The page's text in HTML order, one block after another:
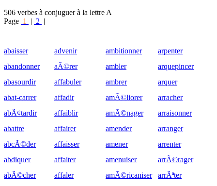
506 verbes à conjuguer à la lettre A
Page 1 | 2 |
abaisser
abandonner
abasourdir
abat-carrer
abÃ¢tardir
abattre
abcÃ©der
abdiquer
abÃ©cher
advenir
aÃ©rer
affabuler
affadir
affaiblir
affairer
affaisser
affaiter
affaler
ambitionner
ambler
ambrer
amÃ©liorer
amÃ©nager
amender
amener
amenuiser
amÃ©ricaniser
arpenter
arquepincer
arquer
arracher
arraisonner
arranger
arrenter
arrÃ©rager
arrÃªter